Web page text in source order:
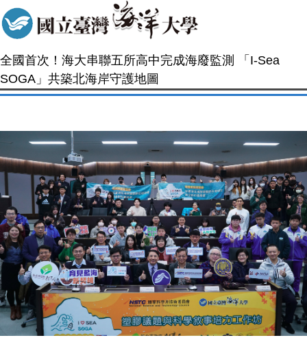
全國首次！海大串聯五所高中完成海廢監測 「I-Sea
SOGA」共築北海岸守護地圖